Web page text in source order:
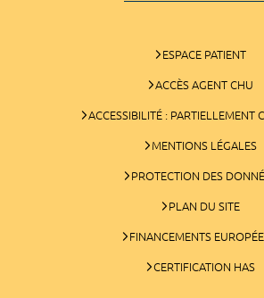
ESPACE PATIENT
ACCÈS AGENT CHU
ACCESSIBILITÉ : PARTIELLEMENT
MENTIONS LÉGALES
PROTECTION DES
PLAN DU SITE
FINANCEMENTS
CERTIFICATION HAS